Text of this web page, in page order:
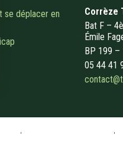
de confidentialité,
se déplacer en
Corrèze
Bat F –
Émile
BP 199 –
05 44 41